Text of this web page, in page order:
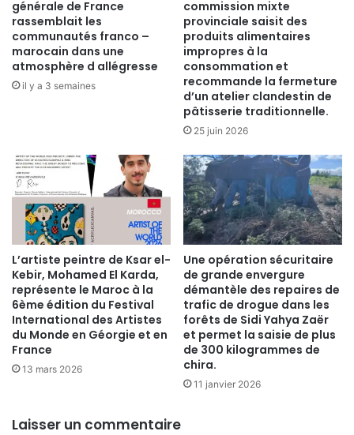
générale de France
rassemblait les
communautés franco –
marocain dans une
atmosphère d allégresse
il y a 3 semaines
commission mixte
provinciale saisit des
produits alimentaires
impropres à la
consommation et
recommande la fermeture
d’un atelier clandestin de
pâtisserie traditionnelle.
25 juin 2026
​L’artiste peintre de Ksar el-
Kebir, Mohamed El Karda,
représente le Maroc à la
6ème édition du Festival
International des Artistes
du Monde en Géorgie et en
France
13 mars 2026
Une opération sécuritaire
de grande envergure
démantèle des repaires de
trafic de drogue dans les
forêts de Sidi Yahya Zaër
et permet la saisie de plus
de 300 kilogrammes de
chira.
11 janvier 2026
Laisser un commentaire